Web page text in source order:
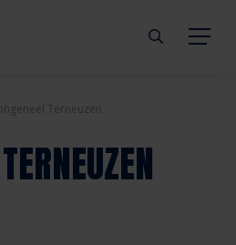
Terneuzen